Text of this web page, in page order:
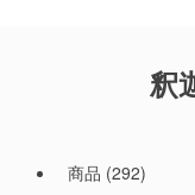
釈
商品 (292)